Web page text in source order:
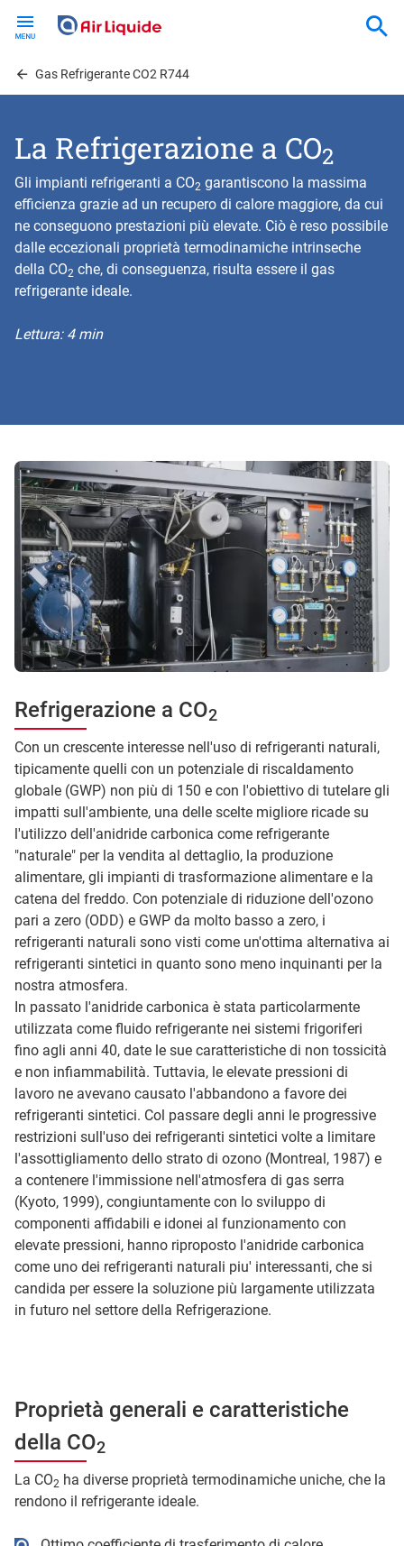
contentGas Refrigerante CO2 R744
La Refrigerazione a CO2
Gli impianti refrigeranti a CO2 garantiscono la massima
efficienza grazie ad un recupero di calore maggiore, da cui
ne conseguono prestazioni più elevate. Ciò è reso possibile
dalle eccezionali proprietà termodinamiche intrinseche
della CO2 che, di conseguenza, risulta essere il gas
refrigerante ideale.
Lettura: 4 min
Refrigerazione a CO2
Con un crescente interesse nell'uso di refrigeranti naturali,
tipicamente quelli con un potenziale di riscaldamento
globale (GWP) non più di 150 e con l'obiettivo di tutelare gli
impatti sull'ambiente, una delle scelte migliore ricade su
l'utilizzo dell'anidride carbonica come refrigerante
"naturale" per la vendita al dettaglio, la produzione
alimentare, gli impianti di trasformazione alimentare e la
catena del freddo. Con potenziale di riduzione dell'ozono
pari a zero (ODD) e GWP da molto basso a zero, i
refrigeranti naturali sono visti come un'ottima alternativa ai
refrigeranti sintetici in quanto sono meno inquinanti per la
nostra atmosfera.
In passato l'anidride carbonica è stata particolarmente
utilizzata come fluido refrigerante nei sistemi frigoriferi
fino agli anni 40, date le sue caratteristiche di non tossicità
e non infiammabilità. Tuttavia, le elevate pressioni di
lavoro ne avevano causato l'abbandono a favore dei
refrigeranti sintetici. Col passare degli anni le progressive
restrizioni sull'uso dei refrigeranti sintetici volte a limitare
l'assottigliamento dello strato di ozono (Montreal, 1987) e
a contenere l'immissione nell'atmosfera di gas serra
(Kyoto, 1999), congiuntamente con lo sviluppo di
componenti affidabili e idonei al funzionamento con
elevate pressioni, hanno riproposto l'anidride carbonica
come uno dei refrigeranti naturali piu' interessanti, che si
candida per essere la soluzione più largamente utilizzata
in futuro nel settore della Refrigerazione.
Proprietà generali e caratteristiche
della CO2
La CO2 ha diverse proprietà termodinamiche uniche, che la
rendono il refrigerante ideale.